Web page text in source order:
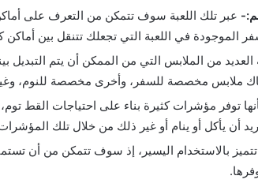
عبر تلك اللعبة سوف تتمكن من التعرف على
الموجودة في اللعبة التي تجعلك تتنقل بين أماكن
من الملابس التي من الممكن أن يتم التبديل
ملابس مخصصة للسفر، وأخرى مخصصة للنوم،
توفر مؤشرات كثيرة بناء على احتياجات القط
أن يأكل أو ينام أو غير ذلك من خلال تلك
تتميز بالاستخدام اليسير، إذ سوف تتمكن من أن